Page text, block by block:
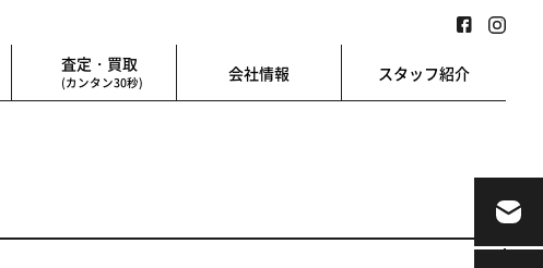
査定・買取
(カンタン30秒) 会社情報 スタッフ紹介